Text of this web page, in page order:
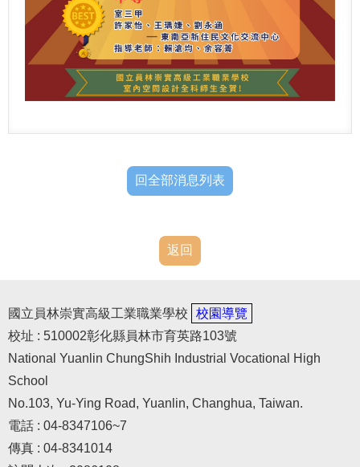
回全部消息列表
返回
國立員林崇實高級工業職業學校
校園導覽
校址 : 510002彰化縣員林市育英路103號
National Yuanlin ChungShih Industrial Vocational High
School
No.103, Yu-Ying Road, Yuanlin, Changhua, Taiwan.
電話 : 04-8347106~7
傳真 : 04-8341014